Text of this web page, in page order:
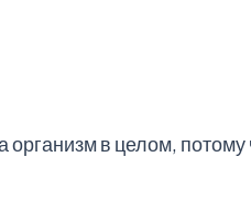
в целом, потому